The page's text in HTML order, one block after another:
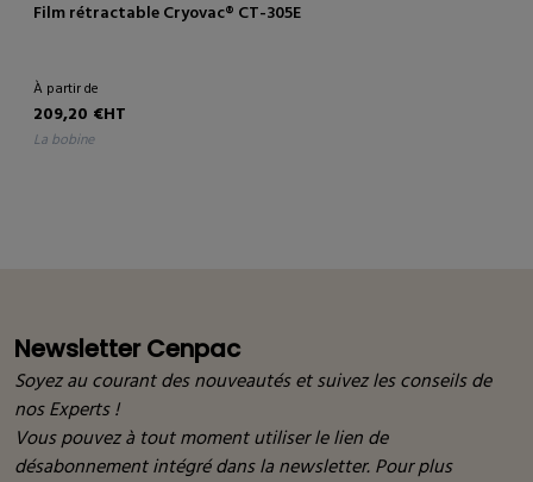
Film rétractable Cryovac® CT-305E
À partir de
209,20 €HT
la bobine
Newsletter Cenpac
Soyez au courant des nouveautés et suivez les conseils de
nos Experts !
Vous pouvez à tout moment utiliser le lien de
désabonnement intégré dans la newsletter. Pour plus